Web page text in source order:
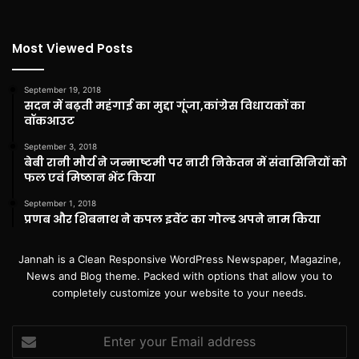
Most Viewed Posts
September 19, 2018
सदन में बढ़ती महंगाई का मुद्दा गूंजा,कांग्रेस विधायकों का
वॉकआउट
September 3, 2018
बेबी रानी मौर्य ने जन्माष्टमी पर नारी निकेतन में संवासिनियों को
फल एवं मिष्ठान भेंट किया
September 1, 2018
प्रणब और शिबनाथ ने कपल इवेंट का गोल्ड अपने नाम किया
Jannah is a Clean Responsive WordPress Newspaper, Magazine,
News and Blog theme. Packed with options that allow you to
completely customize your website to your needs.
your